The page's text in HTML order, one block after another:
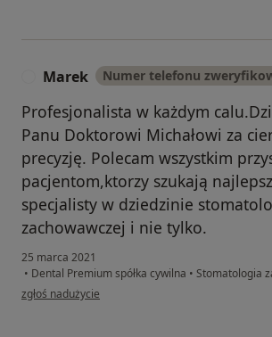
Marek Numer telefonu
Profesjonalista w każdym
Panu Doktorowi Michałowi za
precyzję. Polecam wszystkim
pacjentom,ktorzy szukają
specjalisty w dziedzinie
zachowawczej i nie tylko.
25 marca 2021
• Dental Premium spółka cywilna • Stomatologia
w opinii użytkownika Marek
zgłoś nadużycie